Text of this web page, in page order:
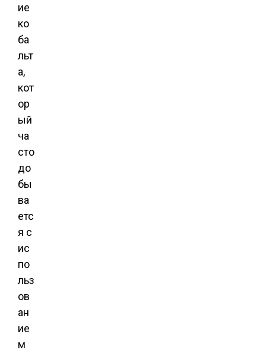
ие
ко
ба
льт
а,
кот
ор
ый
ча
сто
до
бы
ва
етс
я с
ис
по
льз
ов
ан
ие
м